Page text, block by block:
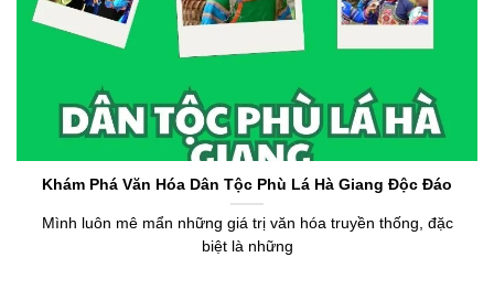
Khám Phá Văn Hóa Dân Tộc Phù Lá Hà Giang Độc Đáo
Mình luôn mê mẩn những giá trị văn hóa truyền thống, đặc
biệt là những